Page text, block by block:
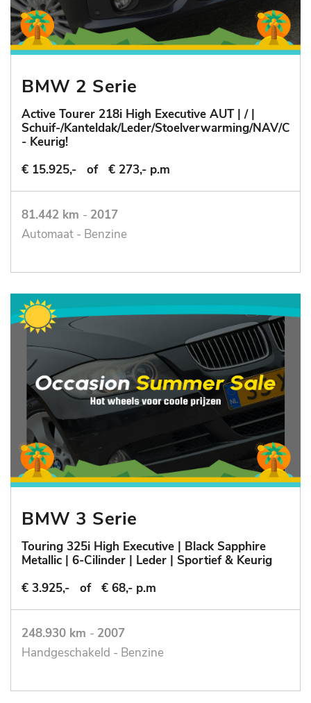
BMW 2 Serie
Active Tourer 218i High Executive AUT | / |
Schuif-/Kanteldak/Leder/Stoelverwarming/NAV/
- Keurig!
€ 15.925,-
of € 273,- p.m
81.442 km - 2017
Automaat - Benzine
BMW 3 Serie
Touring 325i High Executive | Black Sapphire
Metallic | 6-Cilinder | Leder | Sportief & Keurig
€ 3.925,-
of € 68,- p.m
248.930 km - 2007
Handgeschakeld - Benzine